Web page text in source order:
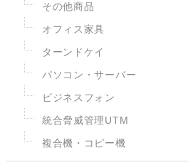
その他商品
オフィス家具
ターンドケイ
パソコン・サーバー
ビジネスフォン
統合脅威管理UTM
複合機・コピー機